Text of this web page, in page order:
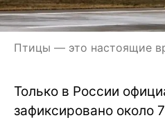
Птицы — это настоящие
Только в России
зафиксировано около